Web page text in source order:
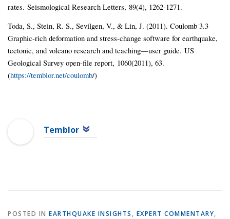
rates. Seismological Research Letters, 89(4), 1262-1271.
Toda, S., Stein, R. S., Sevilgen, V., & Lin, J. (2011). Coulomb 3.3
Graphic-rich deformation and stress-change software for earthquake,
tectonic, and volcano research and teaching—user guide. US
Geological Survey open-file report, 1060(2011), 63.
(https://temblor.net/coulomb/)
Temblor
POSTED IN EARTHQUAKE INSIGHTS , EXPERT COMMENTARY,